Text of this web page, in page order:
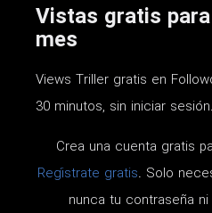
Vistas gratis
mes
Views Triller gratis en
30 minutos, sin iniciar sesión.
Crea una cuenta gratis
Regístrate gratis. Solo
nunca tu contraseña